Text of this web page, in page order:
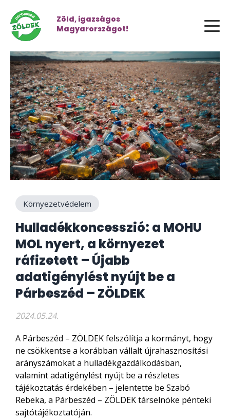
Zöld, igazságos
Magyarországot!
Környezetvédelem
Hulladékkoncesszió: a MOHU
MOL nyert, a környezet
ráfizetett – Újabb
adatigénylést nyújt be a
Párbeszéd – ZÖLDEK
2024.05.24.
A Párbeszéd – ZÖLDEK felszólítja a kormányt, hogy
ne csökkentse a korábban vállalt újrahasznosítási
arányszámokat a hulladékgazdálkodásban,
valamint adatigénylést nyújt be a részletes
tájékoztatás érdekében – jelentette be Szabó
Rebeka, a Párbeszéd – ZÖLDEK társelnöke pénteki
sajtótájékoztatóján.